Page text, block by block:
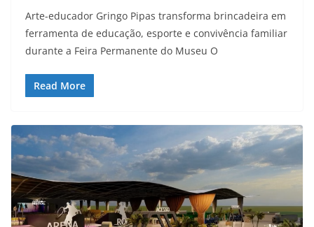
Arte-educador Gringo Pipas transforma brincadeira em
ferramenta de educação, esporte e convivência familiar
durante a Feira Permanente do Museu O
Read More